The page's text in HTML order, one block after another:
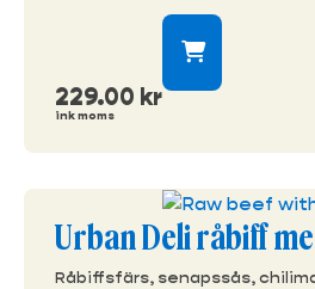
229.00 kr
ink moms
Urban Deli råbiff
Råbiffsfärs, senapssås,